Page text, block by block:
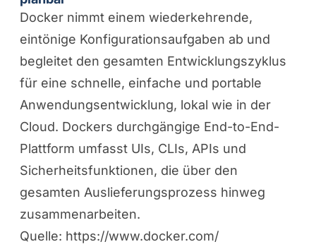
Docker nimmt einem wiederkehrende,
eintönige Konfigurationsaufgaben ab und
begleitet den gesamten Entwicklungszyklus
für eine schnelle, einfache und portable
Anwendungsentwicklung, lokal wie in der
Cloud. Dockers durchgängige End-to-End-
Plattform umfasst UIs, CLIs, APIs und
Sicherheitsfunktionen, die über den
gesamten Auslieferungsprozess hinweg
zusammenarbeiten.
Quelle: https://www.docker.com/